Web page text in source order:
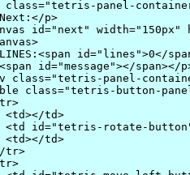
class="tetris-panel-
p>
id="next" width="150px"
id="lines">0</
id="message"></span></
class="tetris-panel-
class="tetris-button-
<td></td>
<td id="tetris-rotate-
<td></td>
tr>